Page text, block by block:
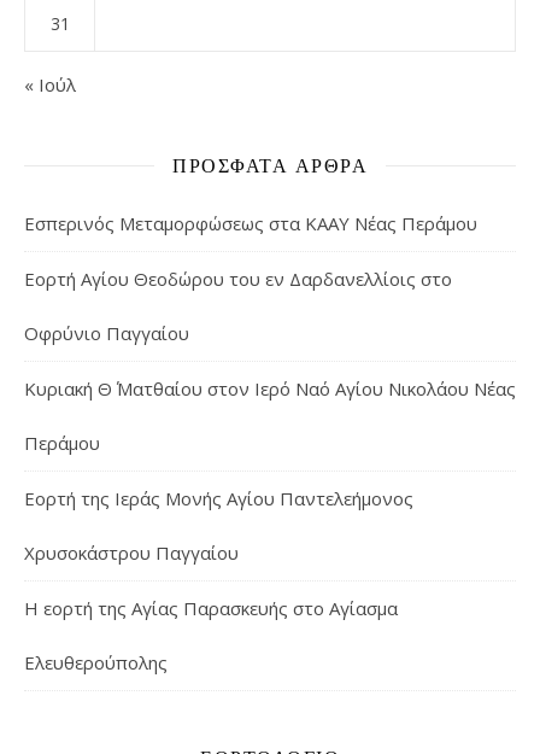
31
« Ιούλ
ΠΡΌΣΦΑΤΑ ΆΡΘΡΑ
Εσπερινός Μεταμορφώσεως στα ΚΑΑΥ Νέας Περάμου
Εορτή Αγίου Θεοδώρου του εν Δαρδανελλίοις στο
Οφρύνιο Παγγαίου
Κυριακή Θ΄ Ματθαίου στον Ιερό Ναό Αγίου Νικολάου Νέας
Περάμου
Εορτή της Ιεράς Μονής Αγίου Παντελεήμονος
Χρυσοκάστρου Παγγαίου
Η εορτή της Αγίας Παρασκευής στο Αγίασμα
Ελευθερούπολης